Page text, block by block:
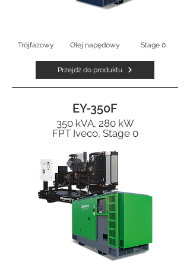
Trójfazowy Olej napędowy Stage 0
Przejdź do produktu
EY-350F
350 kVA, 280 kW
FPT Iveco, Stage 0